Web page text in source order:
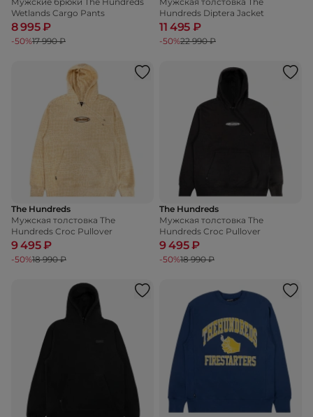
Wetlands Cargo Pants
8 995 ₽
-50%17 990 ₽
Hundreds Diptera Jacket
11 495 ₽
-50%22 990 ₽
The Hundreds
Мужская толстовка The
Hundreds Croc Pullover
9 495 ₽
-50%18 990 ₽
The Hundreds
Мужская толстовка The
Hundreds Croc Pullover
9 495 ₽
-50%18 990 ₽